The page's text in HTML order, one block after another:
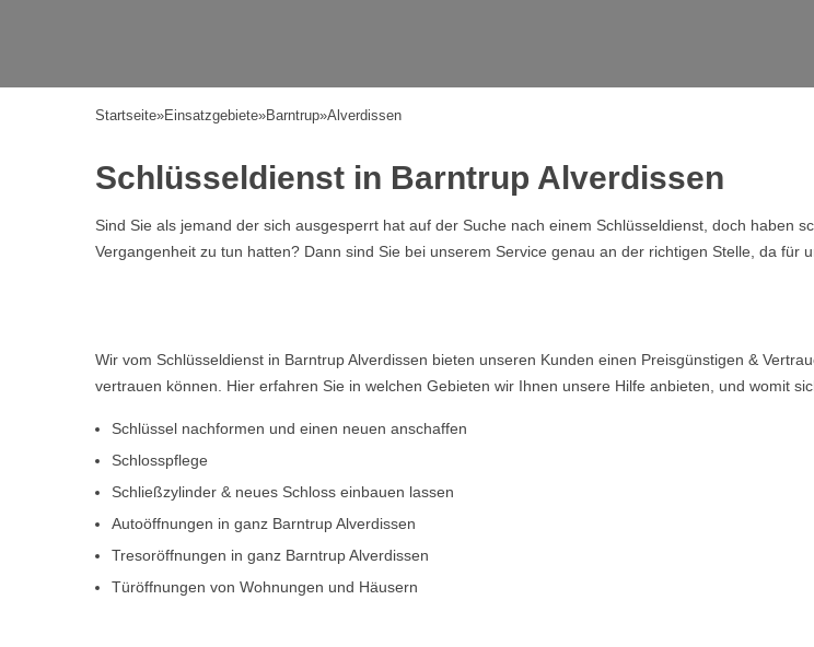
Startseite»Einsatzgebiete»Barntrup»Alverdissen
Schlüsseldienst in Barntrup Alverdissen
Sind Sie als jemand der sich ausgesperrt hat auf der Suche nach einem Schlüsseldienst, doch haben
Vergangenheit zu tun hatten? Dann sind Sie bei unserem Service genau an der richtigen Stelle, da für
Wir vom Schlüsseldienst in Barntrup Alverdissen bieten unseren Kunden einen Preisgünstigen &
vertrauen können. Hier erfahren Sie in welchen Gebieten wir Ihnen unsere Hilfe anbieten, und womit
Schlüssel nachformen und einen neuen anschaffen
Schlosspflege
Schließzylinder & neues Schloss einbauen lassen
Autoöffnungen in ganz Barntrup Alverdissen
Tresoröffnungen in ganz Barntrup Alverdissen
Türöffnungen von Wohnungen und Häusern